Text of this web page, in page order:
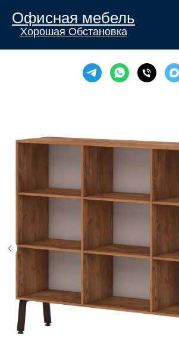
Офисная мебель
Хорошая Обстановка